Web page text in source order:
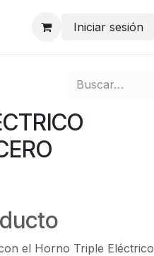
Iniciar sesión
el Horno Triple Eléctrico